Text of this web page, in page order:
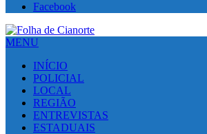
Facebook
MENU
INÍCIO
POLICIAL
LOCAL
REGIÃO
ENTREVISTAS
ESTADUAIS